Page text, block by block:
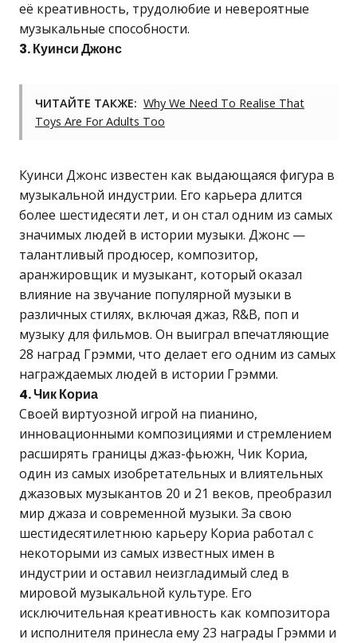
её креативность, трудолюбие и невероятные
музыкальные способности.
3. Куинси Джонс
ЧИТАЙТЕ ТАКЖЕ: Why We Need To Realise That
Toys Are For Adults Too
Куинси Джонс известен как выдающаяся фигура в
музыкальной индустрии. Его карьера длится
более шестидесяти лет, и он стал одним из самых
значимых людей в истории музыки. Джонс —
талантливый продюсер, композитор,
аранжировщик и музыкант, который оказал
влияние на звучание популярной музыки в
различных стилях, включая джаз, R&B, поп и
музыку для фильмов. Он выиграл впечатляющие
28 наград Грэмми, что делает его одним из самых
награждаемых людей в истории Грэмми.
4. Чик Кориа
Своей виртуозной игрой на пианино,
инновационными композициями и стремлением
расширять границы джаз-фьюжн, Чик Кориа,
один из самых изобретательных и влиятельных
джазовых музыкантов 20 и 21 веков, преобразил
мир джаза и современной музыки. За свою
шестидесятилетнюю карьеру Кориа работал с
некоторыми из самых известных имен в
индустрии и оставил неизгладимый след в
мировой музыкальной культуре. Его
исключительная креативность как композитора
и исполнителя принесла ему 23 награды Грэмми и